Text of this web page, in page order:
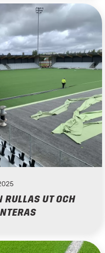
RULLAS UT OCH